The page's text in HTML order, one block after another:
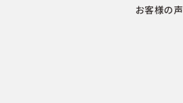
お客様の声